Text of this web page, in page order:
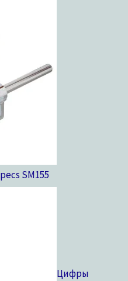
SM155
Цифры